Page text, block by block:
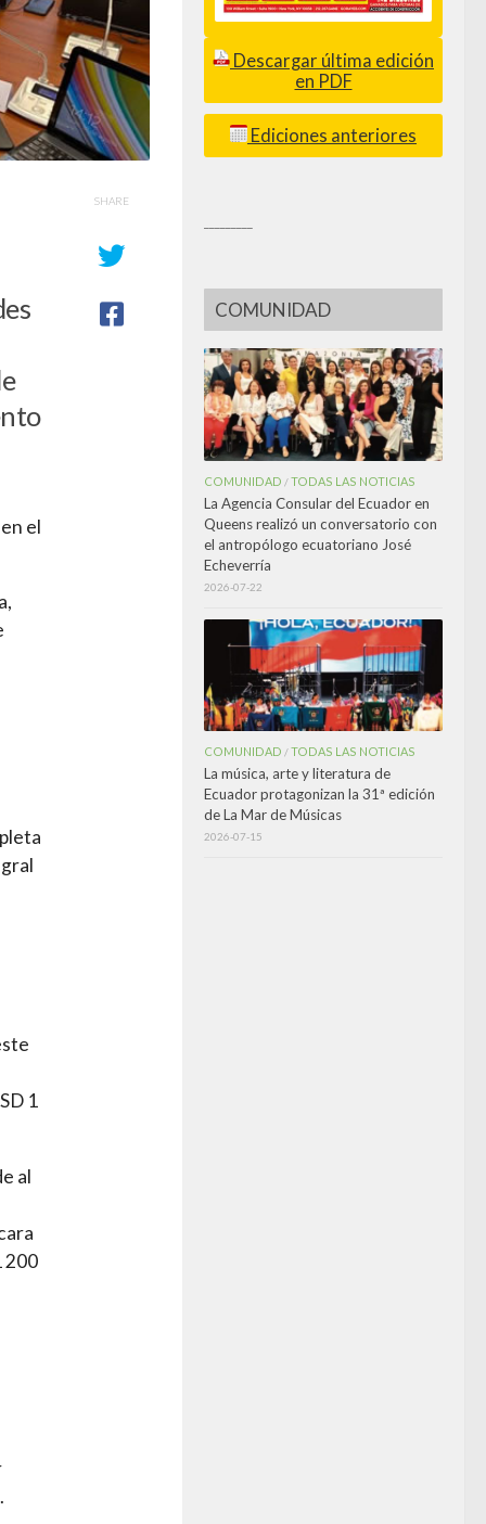
el
1
al
200
SHARE
Descargar última edición
en PDF
Ediciones anteriores
COMUNIDAD
COMUNIDAD /TODAS LAS NOTICIAS
La Agencia Consular del Ecuador en
Queens realizó un conversatorio con
el antropólogo ecuatoriano José
Echeverría
2026-07-22
COMUNIDAD /TODAS LAS NOTICIAS
La música, arte y literatura de
Ecuador protagonizan la 31ª edición
de La Mar de Músicas
2026-07-15